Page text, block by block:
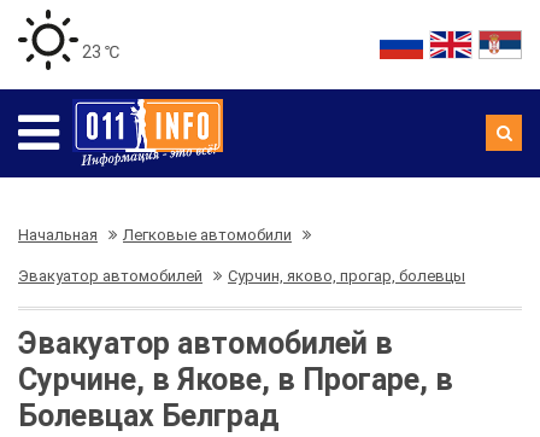
23 ℃
Начальная Легковые автомобили
Эвакуатор автомобилей Сурчин, яково, прогар, болевцы
Эвакуатор автомобилей в
Сурчине, в Якове, в Прогаре, в
Болевцах Белград